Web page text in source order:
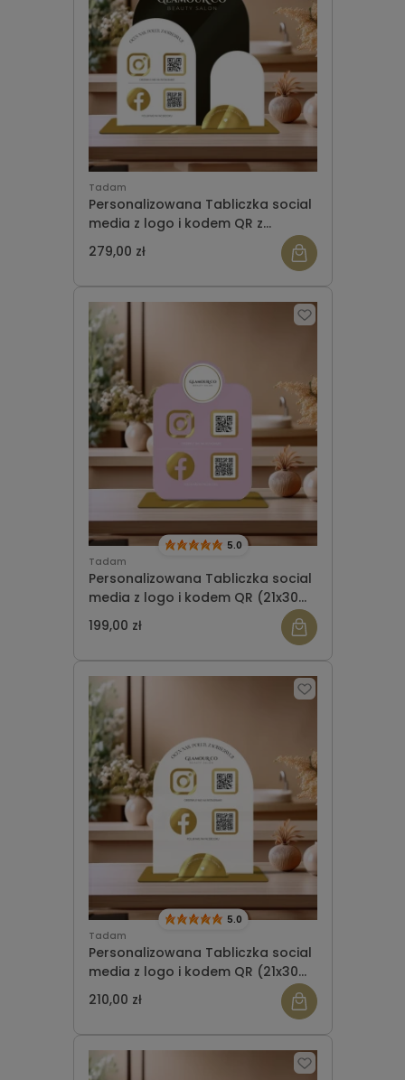
Tadam
Personalizowana Tabliczka social
media z logo i kodem QR z
miejscem na wizytówki i miejscem
na ulotki
279,00 zł
Tadam
Personalizowana Tabliczka social
media z logo i kodem QR (21x30
cm)
5.0
199,00 zł
Tadam
Personalizowana Tabliczka social
media z logo i kodem QR (21x30
cm) półokrągła + wizytownik
5.0
210,00 zł